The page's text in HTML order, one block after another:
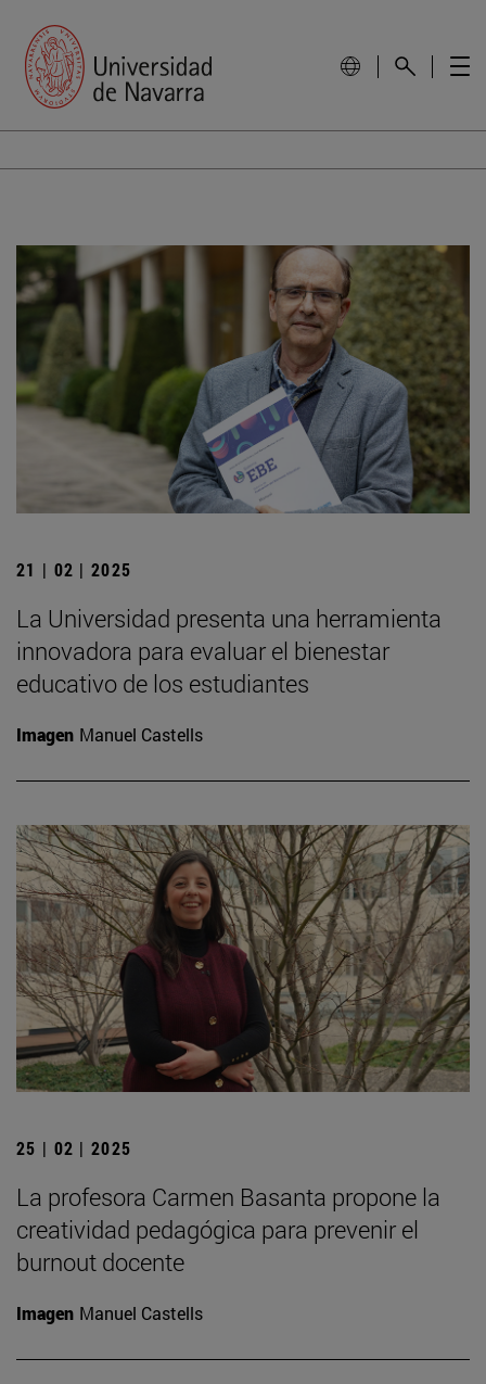
21 | 02 | 2025
La Universidad presenta una herramienta
innovadora para evaluar el bienestar
educativo de los estudiantes
Imagen Manuel Castells
25 | 02 | 2025
La profesora Carmen Basanta propone la
creatividad pedagógica para prevenir el
burnout docente
Imagen Manuel Castells